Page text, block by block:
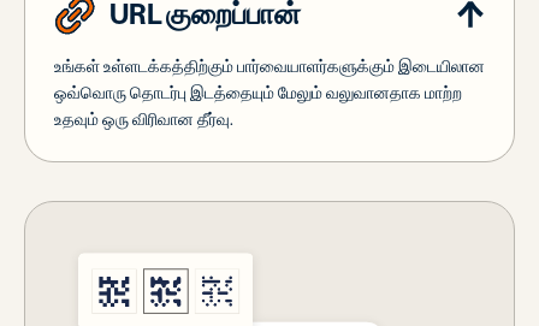
URL குறைப்பான்
உங்கள் உள்ளடக்கத்திற்கும் பார்வையாளர்களுக்கும் இடையிலான
ஒவ்வொரு தொடர்பு இடத்தையும் மேலும் வலுவானதாக மாற்ற
உதவும் ஒரு விரிவான தீர்வு.